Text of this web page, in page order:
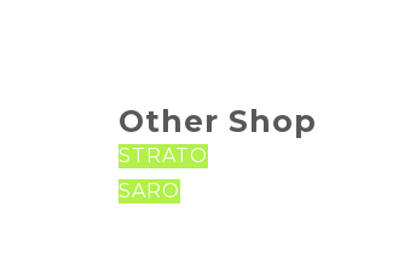
Other Shop
STRATO
SARO